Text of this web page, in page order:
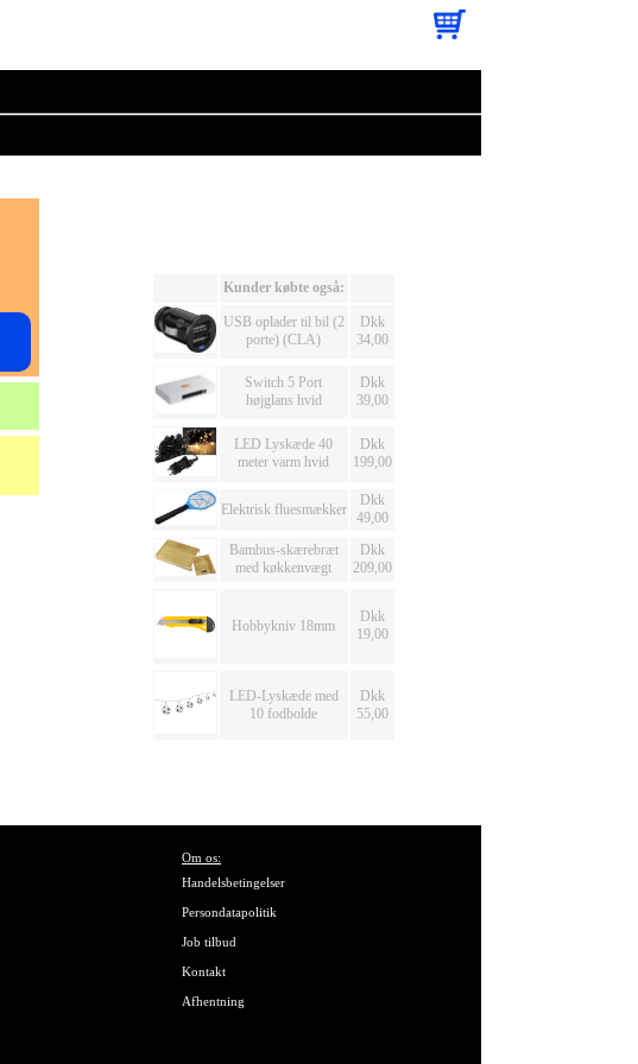
Kunder købte også:
USB oplader til bil (2
porte) (CLA)
Dkk
34,00
Switch 5 Port
højglans hvid
Dkk
39,00
LED Lyskæde 40
meter varm hvid
Dkk
199,00
Elektrisk fluesmækker
Dkk
49,00
Bambus-skærebræt
med køkkenvægt
Dkk
209,00
Hobbykniv 18mm
Dkk
19,00
LED-Lyskæde med
10 fodbolde
Dkk
55,00
Om os:
Handelsbetingelser
Persondatapolitik
Job tilbud
Kontakt
Afhentning